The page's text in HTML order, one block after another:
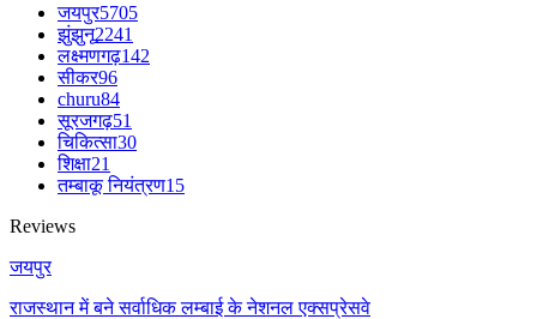
जयपुर5705
झुंझुनू2241
लक्ष्मणगढ़142
सीकर96
churu84
सूरजगढ़51
चिकित्सा30
शिक्षा21
तम्बाकू नियंत्रण15
Reviews
जयपुर
राजस्थान में बने सर्वाधिक लम्बाई के नेशनल एक्सप्रेसवे